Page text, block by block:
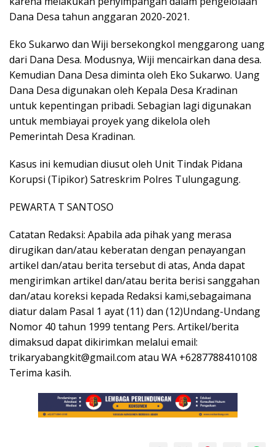
Dana Desa tahun anggaran 2020-2021.
Eko Sukarwo dan Wiji bersekongkol menggarong uang
dari Dana Desa. Modusnya, Wiji mencairkan dana desa.
Kemudian Dana Desa diminta oleh Eko Sukarwo. Uang
Dana Desa digunakan oleh Kepala Desa Kradinan
untuk kepentingan pribadi. Sebagian lagi digunakan
untuk membiayai proyek yang dikelola oleh
Pemerintah Desa Kradinan.
Kasus ini kemudian diusut oleh Unit Tindak Pidana
Korupsi (Tipikor) Satreskrim Polres Tulungagung.
PEWARTA T SANTOSO
Catatan Redaksi: Apabila ada pihak yang merasa
dirugikan dan/atau keberatan dengan penayangan
artikel dan/atau berita tersebut di atas, Anda dapat
mengirimkan artikel dan/atau berita berisi sanggahan
dan/atau koreksi kepada Redaksi kami,sebagaimana
diatur dalam Pasal 1 ayat (11) dan (12)Undang-Undang
Nomor 40 tahun 1999 tentang Pers. Artikel/berita
dimaksud dapat dikirimkan melalui email:
trikaryabangkit@gmail.com atau WA +6287788410108
Terima kasih.